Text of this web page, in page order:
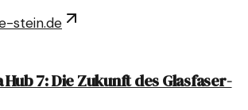
stein.de
7: Die Zukunft des Glasfaser-